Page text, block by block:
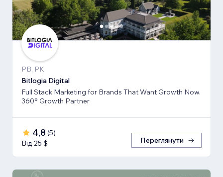
PB, PK
Bitlogia Digital
Full Stack Marketing for Brands That Want Growth Now.
360° Growth Partner
4,8 (5)
Від 25 $
Переглянути